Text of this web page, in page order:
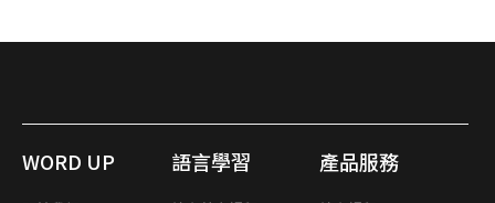
WORD UP 語言學習 產品服務